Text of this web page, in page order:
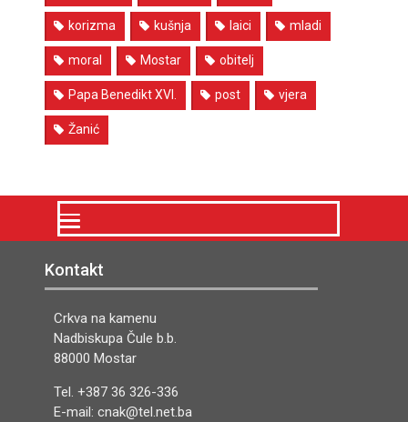
korizma kušnja laici mladi
moral Mostar obitelj
Papa Benedikt XVI. post vjera
Žanić
Kontakt
Crkva na kamenu
Nadbiskupa Čule b.b.
88000 Mostar
Tel. +387 36 326-336
E-mail: cnak@tel.net.ba